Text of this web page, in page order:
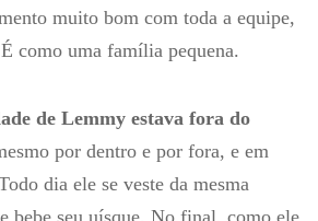
muito bom com toda a equipe,
É como uma família pequena.
de Lemmy estava fora do
por dentro e por fora, e em
dia ele se veste da mesma
bebe seu uísque. No final, como ele